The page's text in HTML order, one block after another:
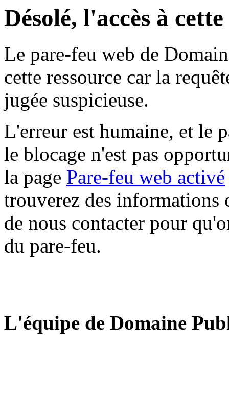
Désolé, l'accès à
Le pare-feu web de
cette ressource car la
jugée suspicieuse.
L'erreur est humaine, et le
le blocage n'est pas
la page Pare-feu web activé
trouverez des informations
de nous contacter pour
du pare-feu.
L'équipe de Domaine